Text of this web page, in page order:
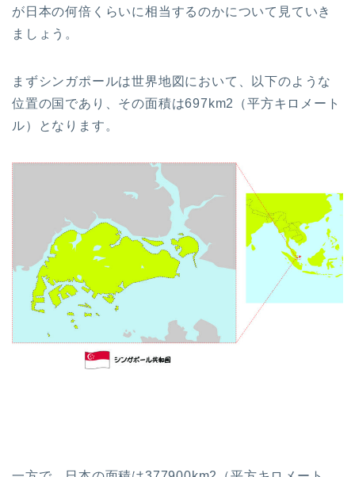
が日本の何倍くらいに相当するのかについて見ていき
ましょう。
まずシンガポールは世界地図において、以下のような
位置の国であり、その面積は697km2（平方キロメート
ル）となります。